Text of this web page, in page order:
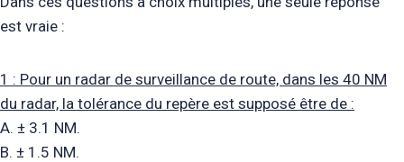
est vraie :
1 : Pour un radar de surveillance de route, dans les 40 NM
du radar, la tolérance du repère est supposé être de :
A. ± 3.1 NM.
B. ± 1.5 NM.